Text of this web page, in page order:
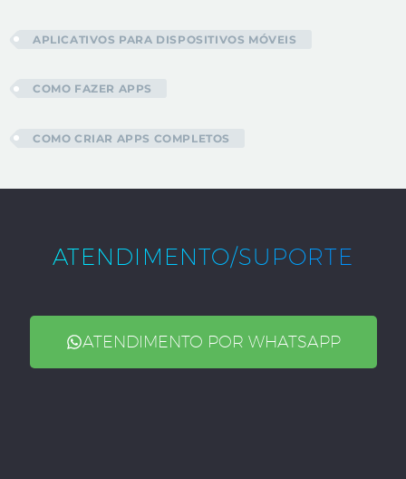
APLICATIVOS PARA DISPOSITIVOS MÓVEIS
COMO FAZER APPS
COMO CRIAR APPS COMPLETOS
ATENDIMENTO/SUPORTE
ATENDIMENTO POR WHATSAPP